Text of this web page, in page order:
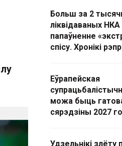
Больш за 2
ліквідаваных НКА
папаўненне
спісу. Хронікі
Еўрапейская
можа быць
сярэдзіны 2027
Удзельнікі злёту